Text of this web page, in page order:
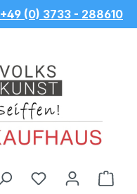
+49 (0) 3733 - 288610
Du hast 0